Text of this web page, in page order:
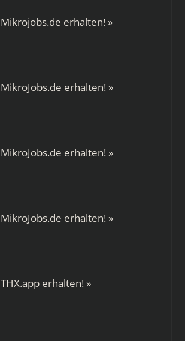
Mikrojobs.de erhalten! »
MikroJobs.de erhalten! »
MikroJobs.de erhalten! »
MikroJobs.de erhalten! »
THX.apperhalten! »